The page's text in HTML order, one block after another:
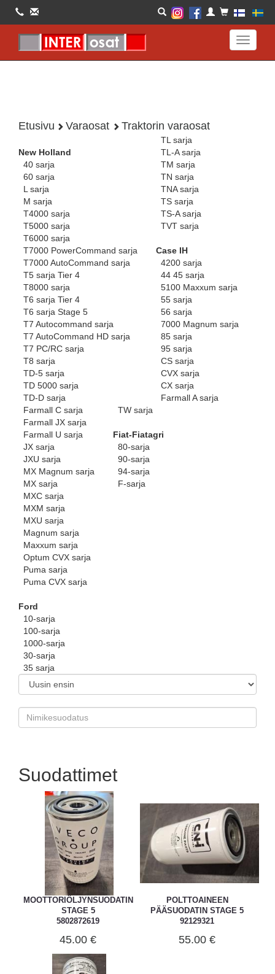
Toggle
Etusivu Varaosat Traktorin varaosat
New Holland
40 sarja
60 sarja
L sarja
M sarja
T4000 sarja
T5000 sarja
T6000 sarja
T7000 PowerCommand sarja
T7000 AutoCommand sarja
T5 sarja Tier 4
T8000 sarja
T6 sarja Tier 4
T6 sarja Stage 5
T7 Autocommand sarja
T7 AutoCommand HD sarja
T7 PC/RC sarja
T8 sarja
TD-5 sarja
TD 5000 sarja
TD-D sarja
TL sarja
TL-A sarja
TM sarja
TN sarja
TNA sarja
TS sarja
TS-A sarja
TVT sarja
Case IH
4200 sarja
44 45 sarja
5100 Maxxum sarja
55 sarja
56 sarja
7000 Magnum sarja
85 sarja
95 sarja
CS sarja
CVX sarja
CX sarja
Farmall A sarja
Farmall C sarja
Farmall JX sarja
Farmall U sarja
JX sarja
JXU sarja
MX Magnum sarja
MX sarja
MXC sarja
MXM sarja
MXU sarja
Magnum sarja
Maxxum sarja
Optum CVX sarja
Puma sarja
Puma CVX sarja
Ford
10-sarja
100-sarja
1000-sarja
30-sarja
35 sarja
TW sarja
Fiat-Fiatagri
80-sarja
90-sarja
94-sarja
F-sarja
Suodattimet
MOOTTORIÖLJYNSUODATIN
STAGE 5
5802872619
45.00 €
POLTTOAINEEN
PÄÄSUODATIN STAGE 5
92129321
55.00 €